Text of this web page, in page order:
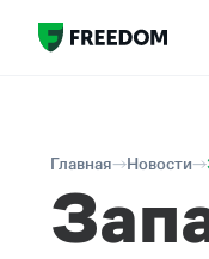
Главная Новости